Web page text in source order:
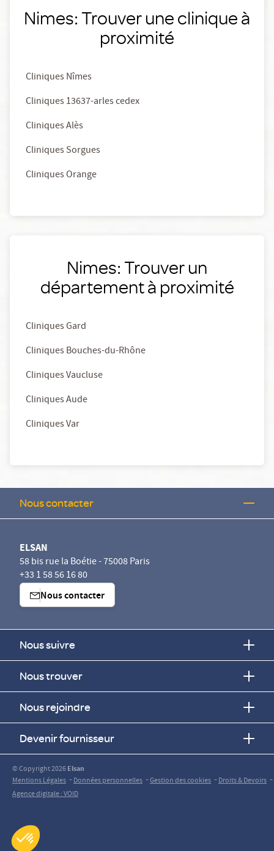
Nimes: Trouver une clinique à
proximité
Cliniques Nîmes
Cliniques 13637-arles cedex
Cliniques Alès
Cliniques Sorgues
Cliniques Orange
Nimes: Trouver un
département à proximité
Cliniques Gard
Cliniques Bouches-du-Rhône
Cliniques Vaucluse
Cliniques Aude
Cliniques Var
Nous contacter
ELSAN
58 bis rue la Boétie - 75008 Paris
+33 1 58 56 16 80
Nous contacter
Nous suivre
Nous trouver
Nous rejoindre
Devenir fournisseur
© Copyright 2026Elsan
Mentions Légales -Données personnelles -Gestion des cookies -Droits & Devoirs -
Agence digitale : VOID